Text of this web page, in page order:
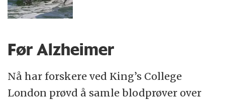
Før Alzheimer
Nå har forskere ved King’s College
London prøvd å samle blodprøver over